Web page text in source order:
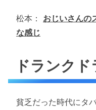
松本： おじいさんの
な感じ
ドランク
貧乏だった時代にタ